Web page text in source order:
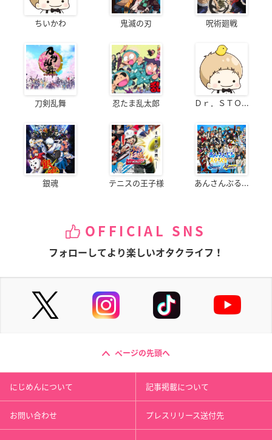
ちいかわ 鬼滅の刃 呪術廻戦
刀剣乱舞 忍たま乱太郎 Ｄｒ．ＳＴＯ...
銀魂 テニスの王子様 あんさんぶる...
OFFICIAL SNS
フォローしてより楽しいオタクライフ！
ページの先頭へ
にじめんについて 記事掲載について
お問い合わせ プレスリリース送付先